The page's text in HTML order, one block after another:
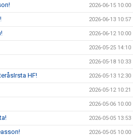
2026-06-15 10:00
2026-06-13 10:57
2026-06-12 10:00
2026-05-25 14:10
2026-05-18 10:33
HF! 2026-05-13 12:30
2026-05-12 10:21
2026-05-06 10:00
2026-05-05 13:53
2026-05-05 10:00